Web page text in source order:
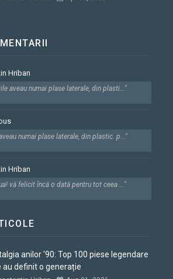
Hriban
aveau numai plase laterale, din plasti..."
numai plase laterale, din plastic. p..."
Hriban
vă felicit încă o dată pentru tot ceea ..."
anilor '90: Top 100 piese legendare
au definit o generație